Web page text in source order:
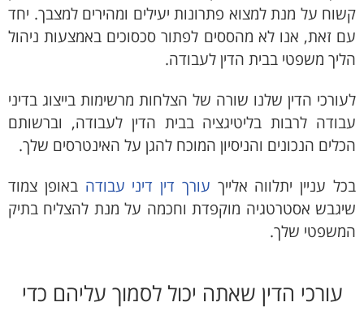
קשוח על מנת למצוא פתרונות יעילים ומהירים למצבך. יחד
עם זאת, אנו לא מהססים לפתור סכסוכים באמצעות ניהול
הליך משפטי בבית הדין לעבודה.
לעורכי הדין שלנו שורה של הצלחות מרשימות בייצוג בדיני
עבודה לרבות בליטיגציה בבית הדין לעבודה, וברשותם
הכלים הנכונים והניסיון המוכח להגן על האינטרסים שלך.
בכל עניין יתלווה אלייך עורך דין דיני עבודה באופן צמוד
שיגבש אסטרטגיה מוקפדת וחכמה על מנת להצליח בתיק
המשפטי שלך.
עורכי הדין שאתה יכול לסמוך עליהם כדי